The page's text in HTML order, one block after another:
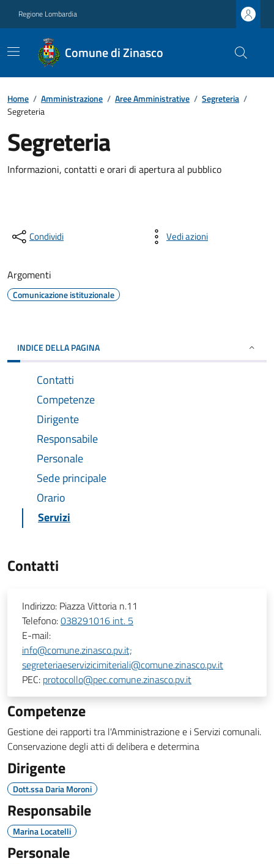
Regione Lombardia
Comune di Zinasco
Home / Amministrazione / Aree Amministrative / Segreteria /
Segreteria
Segreteria
Informazioni, contatti e orari di apertura al pubblico
Condividi Vedi azioni
Argomenti
Comunicazione istituzionale
INDICE DELLA PAGINA
Contatti
Competenze
Dirigente
Responsabile
Personale
Sede principale
Orario
Servizi
Contatti
Indirizzo: Piazza Vittoria n.11
Telefono:038291016 int. 5
E-mail:
info@comune.zinasco.pv.it;
segreteriaeservizicimiteriali@comune.zinasco.pv.it
PEC: protocollo@pec.comune.zinasco.pv.it
Competenze
Gestione dei rapporti tra l'Amministrazione e i Servizi comunali.
Conservazione degli atti di delibera e determina
Dirigente
Dott.ssa Daria Moroni
Responsabile
Marina Locatelli
Personale